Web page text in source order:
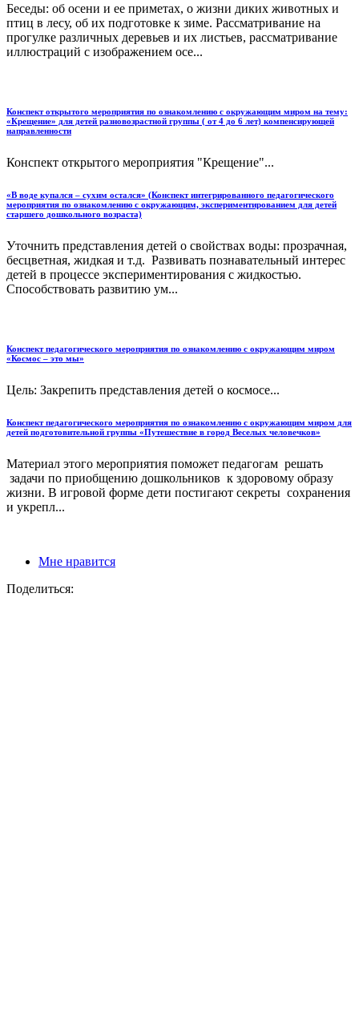
Беседы: об осени и ее приметах, о жизни диких животных и
птиц в лесу, об их подготовке к зиме. Рассматривание на
прогулке различных деревьев и их листьев, рассматривание
иллюстраций с изображением осе...
Конспект открытого мероприятия по ознакомлению с окружающим миром на тему:
«Крещение» для детей разновозрастной группы ( от 4 до 6 лет) компенсирующей
направленности
Конспект открытого мероприятия "Крещение"...
«В воде купался – сухим остался» (Конспект интегрированного педагогического
мероприятия по ознакомлению с окружающим, экспериментированием для детей
старшего дошкольного возраста)
Уточнить представления детей о свойствах воды: прозрачная,
бесцветная, жидкая и т.д. Развивать познавательный интерес
детей в процессе экспериментирования с жидкостью.
Способствовать развитию ум...
Конспект педагогического мероприятия по ознакомлению с окружающим миром
«Космос – это мы»
Цель: Закрепить представления детей о космосе...
Конспект педагогического мероприятия по ознакомлению с окружающим миром для
детей подготовительной группы «Путешествие в город Веселых человечков»
Материал этого мероприятия поможет педагогам решать
задачи по приобщению дошкольников к здоровому образу
жизни. В игровой форме дети постигают секреты сохранения
и укрепл...
Мне нравится
Поделиться: